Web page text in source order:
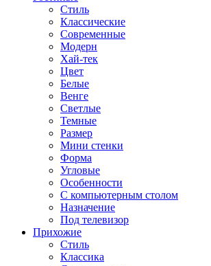
Стиль
Классические
Современные
Модерн
Хай-тек
Цвет
Белые
Венге
Светлые
Темные
Размер
Мини стенки
Форма
Угловые
Особенности
С компьютерным столом
Назначение
Под телевизор
Прихожие
Стиль
Классика